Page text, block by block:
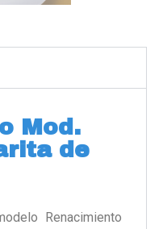
Mod.
de
Renacimiento